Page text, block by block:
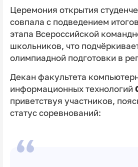
Церемония открытия
совпала с подведением
этапа Всероссийской
школьников, что
олимпиадной подготовки в
Декан факультета
информационных технологий
приветствуя участников,
статус соревнований: